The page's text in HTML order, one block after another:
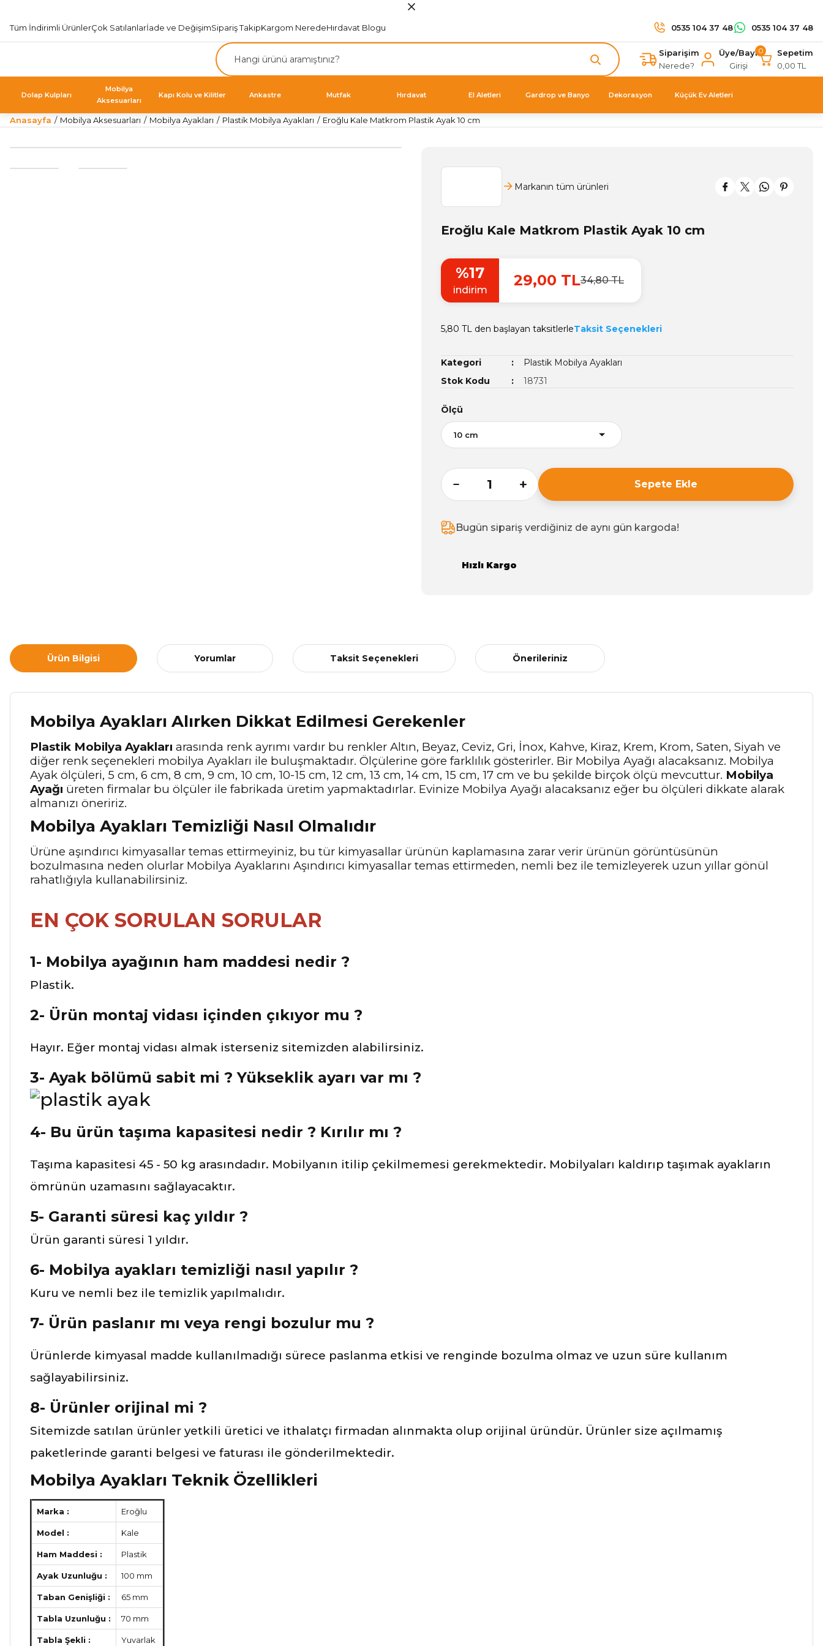
Tüm İndirimli ÜrünlerÇok Satılanlarİade ve DeğişimSipariş TakipKargom NeredeHırdavat Blogu 0535 104 37 48 0535 104 37 48
Siparişim
Nerede?
Üye/Bayi
Girişi
0
Sepetim
0,00 TL
Dolap Kulpları
Mobilya
Aksesuarları
Kapı Kolu ve Kilitler Ankastre Mutfak Hırdavat El Aletleri Gardrop ve Banyo Dekorasyon Küçük Ev Aletleri
Anasayfa Mobilya Aksesuarları Mobilya Ayakları Plastik Mobilya Ayakları Eroğlu Kale Matkrom Plastik Ayak 10 cm
Markanın tüm ürünleri
Eroğlu Kale Matkrom Plastik Ayak 10 cm
%17
indirim
29,00 TL34,80 TL
5,80 TL den başlayan taksitlerleTaksit Seçenekleri
Kategori
Plastik Mobilya Ayakları
Stok Kodu
18731
Ölçü
Sepete Ekle
Bugün sipariş verdiğiniz de aynı gün kargoda!
Hızlı Kargo
Ürün Bilgisi Yorumlar Taksit Seçenekleri Önerileriniz
Mobilya Ayakları Alırken Dikkat Edilmesi Gerekenler
Plastik Mobilya Ayakları arasında renk ayrımı vardır bu renkler Altın, Beyaz, Ceviz, Gri, İnox, Kahve, Kiraz, Krem, Krom, Saten, Siyah ve
diğer renk seçenekleri mobilya Ayakları ile buluşmaktadır. Ölçülerine göre farklılık gösterirler. Bir Mobilya Ayağı alacaksanız. Mobilya
Ayak ölçüleri, 5 cm, 6 cm, 8 cm, 9 cm, 10 cm, 10-15 cm, 12 cm, 13 cm, 14 cm, 15 cm, 17 cm ve bu şekilde birçok ölçü mevcuttur. Mobilya
Ayağı üreten firmalar bu ölçüler ile fabrikada üretim yapmaktadırlar. Evinize Mobilya Ayağı alacaksanız eğer bu ölçüleri dikkate alarak
almanızı öneririz.
Mobilya Ayakları Temizliği Nasıl Olmalıdır
Ürüne aşındırıcı kimyasallar temas ettirmeyiniz, bu tür kimyasallar ürünün kaplamasına zarar verir ürünün görüntüsünün
bozulmasına neden olurlar Mobilya Ayaklarını Aşındırıcı kimyasallar temas ettirmeden, nemli bez ile temizleyerek uzun yıllar gönül
rahatlığıyla kullanabilirsiniz.
EN ÇOK SORULAN SORULAR
1- Mobilya ayağının ham maddesi nedir ?
Plastik.
2- Ürün montaj vidası içinden çıkıyor mu ?
Hayır. Eğer montaj vidası almak isterseniz sitemizden alabilirsiniz.
3- Ayak bölümü sabit mi ? Yükseklik ayarı var mı ?
4- Bu ürün taşıma kapasitesi nedir ? Kırılır mı ?
Taşıma kapasitesi 45 - 50 kg arasındadır. Mobilyanın itilip çekilmemesi gerekmektedir. Mobilyaları kaldırıp taşımak ayakların
ömrünün uzamasını sağlayacaktır.
5- Garanti süresi kaç yıldır ?
Ürün garanti süresi 1 yıldır.
6- Mobilya ayakları temizliği nasıl yapılır ?
Kuru ve nemli bez ile temizlik yapılmalıdır.
7- Ürün paslanır mı veya rengi bozulur mu ?
Ürünlerde kimyasal madde kullanılmadığı sürece paslanma etkisi ve renginde bozulma olmaz ve uzun süre kullanım
sağlayabilirsiniz.
8- Ürünler orijinal mi ?
Sitemizde satılan ürünler yetkili üretici ve ithalatçı firmadan alınmakta olup orijinal üründür. Ürünler size açılmamış
paketlerinde garanti belgesi ve faturası ile gönderilmektedir.
Mobilya Ayakları Teknik Özellikleri
Marka : Eroğlu
Model : Kale
Ham Maddesi : Plastik
Ayak Uzunluğu : 100 mm
Taban Genişliği : 65 mm
Tabla Uzunluğu : 70 mm
Tabla Şekli : Yuvarlak